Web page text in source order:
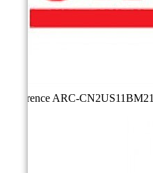
Référence ARC-CN2US11BM21